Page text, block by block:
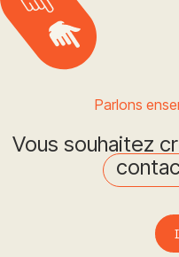
Parlons
Vous souhaitez